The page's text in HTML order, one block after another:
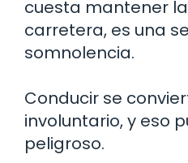
cuesta mantener
carretera, es una
somnolencia.
Conducir se
involuntario, y eso
peligroso.